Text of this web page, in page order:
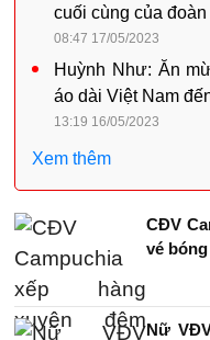
cuối cùng của
08:47 17/05/2023
Huỳnh Như: Ăn
áo dài Việt Nam
13:19 16/05/2023
Xem thêm
CĐV
vé bóng
Nữ